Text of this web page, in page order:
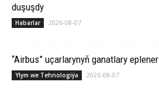
duşuşdy
Habarlar 2026-08-07
“Airbus” uçarlarynyň ganatlary eplener
Ylym we Tehnologiýa 2026-08-07